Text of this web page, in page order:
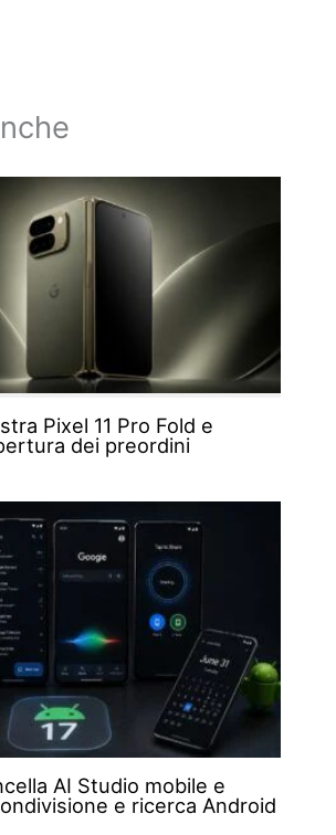
Pixel 11 Pro Fold e
dei preordini
AI Studio mobile e
e ricerca Android